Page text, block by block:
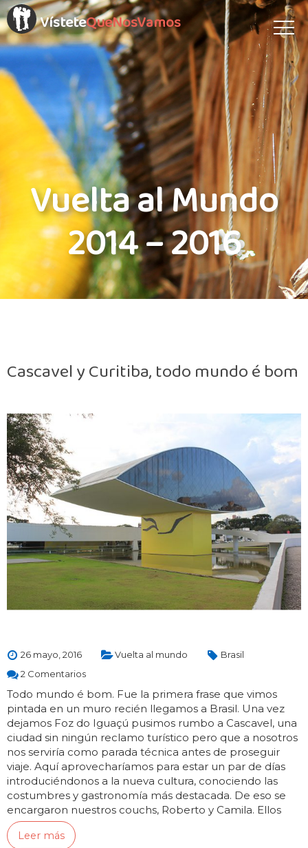
VísteteQueNosVamos
Vuelta al Mundo
2014 – 2016
Cascavel y Curitiba, todo mundo é bom
26 mayo, 2016 Vuelta al mundo
Brasil
2 Comentarios
Todo mundo é bom. Fue la primera frase que vimos
pintada en un muro recién llegamos a Brasil. Una vez
dejamos Foz do Iguaçú pusimos rumbo a Cascavel, una
ciudad sin ningún reclamo turístico pero que a nosotros
nos serviría como parada técnica antes de proseguir
viaje. Aquí aprovecharíamos para estar un par de días
introduciéndonos a la nueva cultura, conociendo las
costumbres y gastronomía más destacada. De eso se
encargaron nuestros couchs, Roberto y Camila. Ellos
nos enseñaron lugares…
Leer más